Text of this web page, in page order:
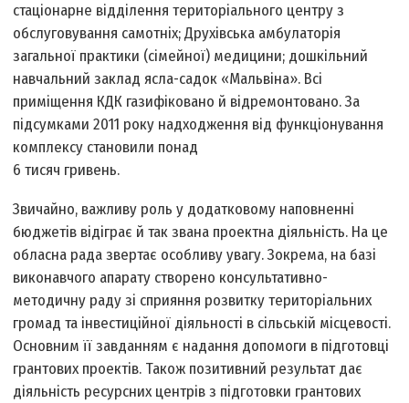
стаціонарне відділення територіального центру з
обслуговування самотніх; Друхівська амбулаторія
загальної практики (сімейної) медицини; дошкільний
навчальний заклад ясла-садок «Мальвіна». Всі
приміщення КДК газифіковано й відремонтовано. За
підсумками 2011 року надходження від функціонування
комплексу становили понад
6 тисяч гривень.
Звичайно, важливу роль у додатковому наповненні
бюджетів відіграє й так звана проектна діяльність. На це
обласна рада звертає особливу увагу. Зокрема, на базі
виконавчого апарату створено консультативно-
методичну раду зі сприяння розвитку територіальних
громад та інвестиційної діяльності в сільській місцевості.
Основним її завданням є надання допомоги в підготовці
грантових проектів. Також позитивний результат дає
діяльність ресурсних центрів з підготовки грантових